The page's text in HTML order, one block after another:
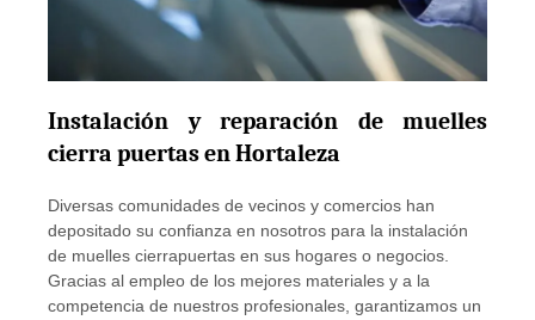
Instalación y reparación de muelles
cierra puertas en Hortaleza
Diversas comunidades de vecinos y comercios han
depositado su confianza en nosotros para la instalación
de muelles cierrapuertas en sus hogares o negocios.
Gracias al empleo de los mejores materiales y a la
competencia de nuestros profesionales, garantizamos un